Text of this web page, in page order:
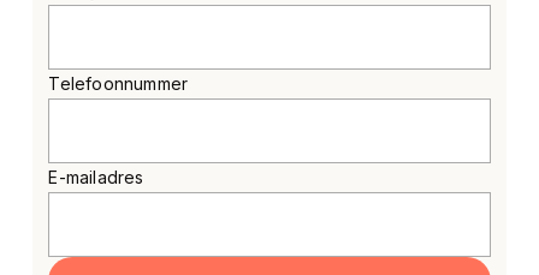
Telefoonnummer
E-mailadres